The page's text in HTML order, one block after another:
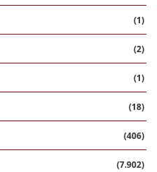
(1)
(2)
(1)
(18)
(406)
(7.902)